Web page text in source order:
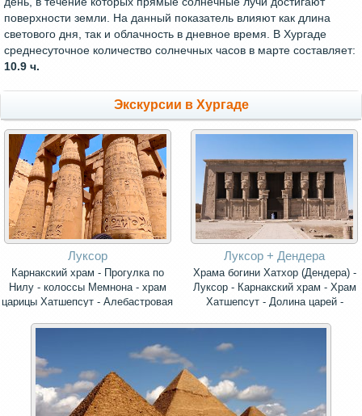
поверхности земли. На данный показатель влияют как длина
светового дня, так и облачность в дневное время. В Хургаде
среднесуточное количество солнечных часов в марте составляет:
10.9 ч.
Экскурсии в Хургаде
Луксор
Карнакский храм - Прогулка по
Нилу - колоссы Мемнона - храм
царицы Хатшепсут - Алебастровая
Луксор + Дендера
Храма богини Хатхор (Дендера) -
Луксор - Карнакский храм - Храм
Хатшепсут - Долина царей -